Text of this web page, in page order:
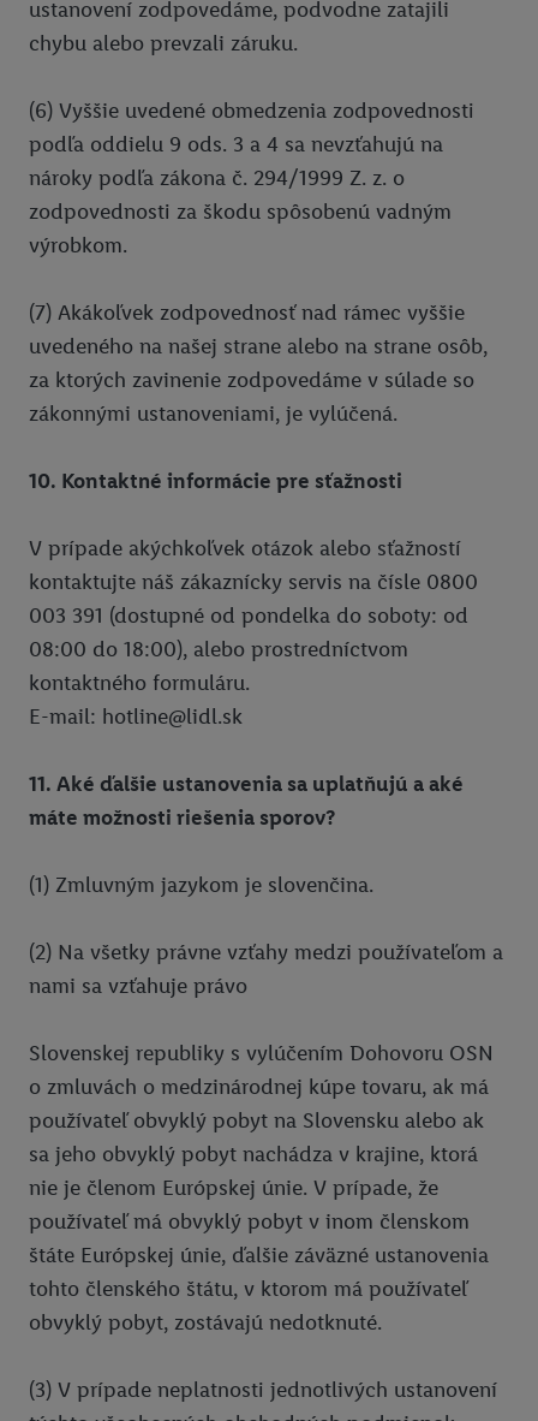
ustanovení zodpovedáme, podvodne zatajili
chybu alebo prevzali záruku.
(6) Vyššie uvedené obmedzenia zodpovednosti
podľa oddielu 9 ods. 3 a 4 sa nevzťahujú na
nároky podľa zákona č. 294/1999 Z. z. o
zodpovednosti za škodu spôsobenú vadným
výrobkom.
(7) Akákoľvek zodpovednosť nad rámec vyššie
uvedeného na našej strane alebo na strane osôb,
za ktorých zavinenie zodpovedáme v súlade so
zákonnými ustanoveniami, je vylúčená.
10. Kontaktné informácie pre sťažnosti
V prípade akýchkoľvek otázok alebo sťažností
kontaktujte náš zákaznícky servis na čísle 0800
003 391 (dostupné od pondelka do soboty: od
08:00 do 18:00), alebo prostredníctvom
kontaktného formuláru.
E-mail: hotline@lidl.sk
11. Aké ďalšie ustanovenia sa uplatňujú a aké
máte možnosti riešenia sporov?
(1) Zmluvným jazykom je slovenčina.
(2) Na všetky právne vzťahy medzi používateľom a
nami sa vzťahuje právo
Slovenskej republiky s vylúčením Dohovoru OSN
o zmluvách o medzinárodnej kúpe tovaru, ak má
používateľ obvyklý pobyt na Slovensku alebo ak
sa jeho obvyklý pobyt nachádza v krajine, ktorá
nie je členom Európskej únie. V prípade, že
používateľ má obvyklý pobyt v inom členskom
štáte Európskej únie, ďalšie záväzné ustanovenia
tohto členského štátu, v ktorom má používateľ
obvyklý pobyt, zostávajú nedotknuté.
(3) V prípade neplatnosti jednotlivých ustanovení